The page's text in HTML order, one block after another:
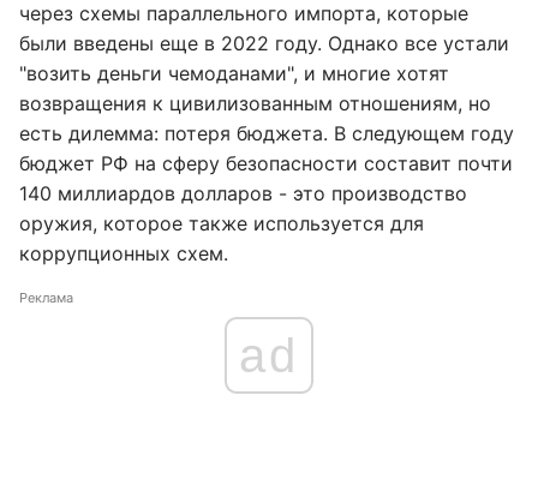
через схемы параллельного импорта, которые
были введены еще в 2022 году. Однако все устали
"возить деньги чемоданами", и многие хотят
возвращения к цивилизованным отношениям, но
есть дилемма: потеря бюджета. В следующем году
бюджет РФ на сферу безопасности составит почти
140 миллиардов долларов - это производство
оружия, которое также используется для
коррупционных схем.
Реклама
ad